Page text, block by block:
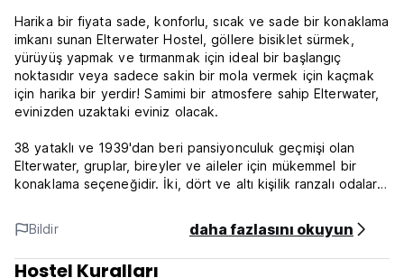
Harika bir fiyata sade, konforlu, sıcak ve sade bir konaklama
imkanı sunan Elterwater Hostel, göllere bisiklet sürmek,
yürüyüş yapmak ve tırmanmak için ideal bir başlangıç ​​
noktasıdır veya sadece sakin bir mola vermek için kaçmak
için harika bir yerdir! Samimi bir atmosfere sahip Elterwater,
evinizden uzaktaki eviniz olacak.
38 yataklı ve 1939'dan beri pansiyonculuk geçmişi olan
Elterwater, gruplar, bireyler ve aileler için mükemmel bir
konaklama seçeneğidir. İki, dört ve altı kişilik ranzalı odaları,
kendi yemeklerini hazırlayabilecekleri büyük mutfağıyla
tesis, Göller'i ziyaret eden herkes için mükemmeldir.
Ayrıca dinlenmek ve diğer konuklarla hikayeler paylaşmak,
Bildir daha fazlasını okuyun
Hostel Kuralları